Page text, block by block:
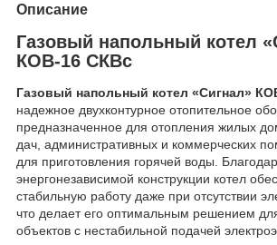
Описание
Газовый напольный котел
КОВ-16 СКВс
Газовый напольный котел «Сигнал»
надежное двухконтурное отопительное
предназначенное для отопления жилых
дач, административных и коммерческих
для приготовления горячей воды.
энергонезависимой конструкции котел
стабильную работу даже при отсутствии
что делает его оптимальным решением
объектов с нестабильной подачей